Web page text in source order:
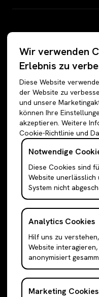
Alle Angebote
Schuhe
Oberteile
Sweatshirts & Hoodies
Shirts & Blusen
T-Shirts
Cami Top & Ärmellos
Schulterfreie Oberteile
Boleros & Shrugs
Anzugwesten & Polunder
Langarm Oberteile
Bodysuits
Outerwear
Jacken
Cardigans
Wir verwenden
Erlebnis zu
Diese Website
der Website zu
und unsere
können Ihre
akzeptieren. Weitere
Cookie-Richtlinie und
Notwendige
Diese Cookies sind
Website unerlässlich
System nicht
Analytics Cookies
Hilf uns zu
Website
anonymisiert
Marketing Cookies